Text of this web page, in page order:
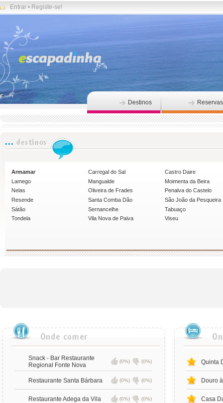
Entrar • Registe-se!
Destinos Reservas
Armamar Carregal do Sal
Castro Daire
Lamego
Mangualde
Moimenta da Beira
Nelas
Oliveira de Frades
Penalva do Castelo
Resende
Santa Comba Dão
São João da Pesqueira
Sátão
Sernancelhe
Tabuaço
Tondela
Vila Nova de Paiva Viseu
Snack - Bar Restaurante
Regional Fonte Nova
(0%) (0%)
Restaurante Santa Bárbara (0%) (0%)
Restaurante Adega da Vila (0%) (0%)
Quinta
Douro
Casa